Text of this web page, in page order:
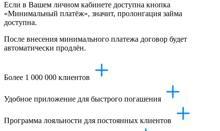
Если в Вашем личном кабинете доступна кнопка
«Минимальный платёж», значит, пролонгация займа
доступна.
После внесения минимального платежа договор будет
автоматически продлён.
Более 1 000 000 клиентов
Удобное приложение для быстрого погашения
Программа лояльности для постоянных клиентов